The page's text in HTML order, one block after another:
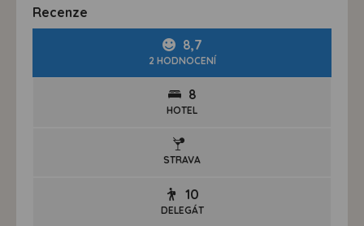
Recenze
8,7
2 HODNOCENÍ
8
HOTEL
STRAVA
10
DELEGÁT